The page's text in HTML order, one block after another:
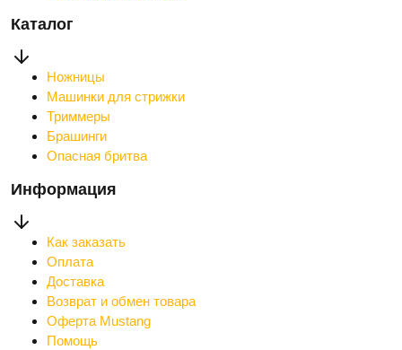
Каталог
Ножницы
Машинки для стрижки
Триммеры
Брашинги
Опасная бритва
Информация
Как заказать
Оплата
Доставка
Возврат и обмен товара
Оферта Mustang
Помощь